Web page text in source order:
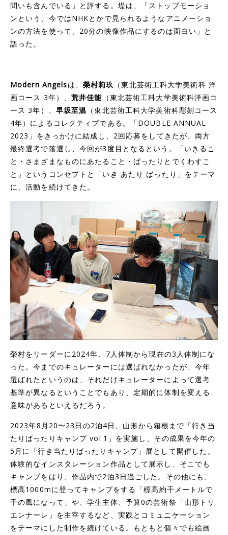
問いも含んでいる」と評する。堤は、「ストップモーショ
ンという、今ではNHKとかで見られるようなアニメーショ
ンの方法を使って、20分の映像作品にするのは面白い」と
語った。
Modern Angelsは、 榮村莉玖 （東北芸術工科大学美術科 洋
画コース 3年）、荒井佳能 （東北芸術工科大学美術科洋画コ
ース 3年）、 早坂至温 （東北芸術工科大学美術科彫刻コース
4年）によるコレクティブである。「DOUBLE ANNUAL
2023」をきっかけに結成し、2回応募をしてきたが、両方
最終選考で落選し、今回が3度目となるという。「いきるこ
と・さまざまなものにあたること・ばったりとでくわすこ
と」というコンセプトと「いき あたり ばったり」をテーマ
に、活動を続けてきた。
榮村をリーダーに2024年、7人体制から現在の3人体制にな
った。今までのキュレーターには選ばれなかったが、今年
選ばれたというのは、それだけキュレーターによって選考
基準が異なるということでもあり、定期的に体制を変える
意味があるといえるだろう。
2023年8月20〜23日の2泊4日、山形から箱根まで「行き当
たりばったりキャンプ vol.1」を実施し、その成果を今年の
5月に「行き当たりばったりキャンプ」展として開催した。
体験的なインスタレーション作品として展示し、そこでも
キャンプをはり、作品内で2泊3日過ごした。その他にも、
標高1000mに登ってキャンプをする「標高約千メートルで
千の風になって」や、学生主体、予算0の芸術祭「山形トリ
エンナーレ」を主宰するなど、実践とコミュニケーション
をテーマにした制作を続けている。もともと個々でも絵画